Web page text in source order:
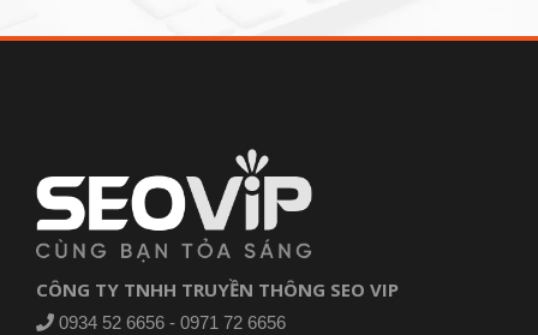
CÔNG TY TNHH TRUYỀN THÔNG SEO VIP
0934 52 6656 - 0971 72 6656